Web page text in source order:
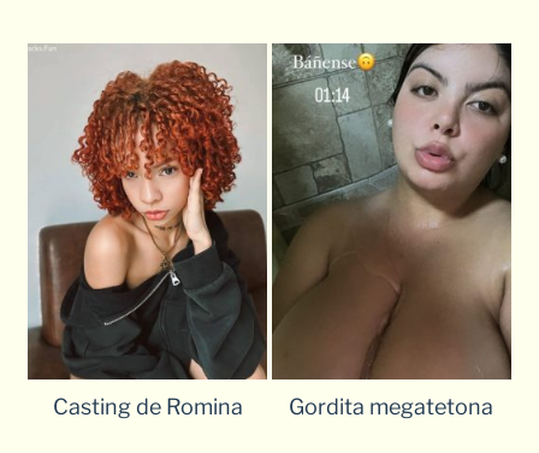
Casting de Romina Gordita megatetona